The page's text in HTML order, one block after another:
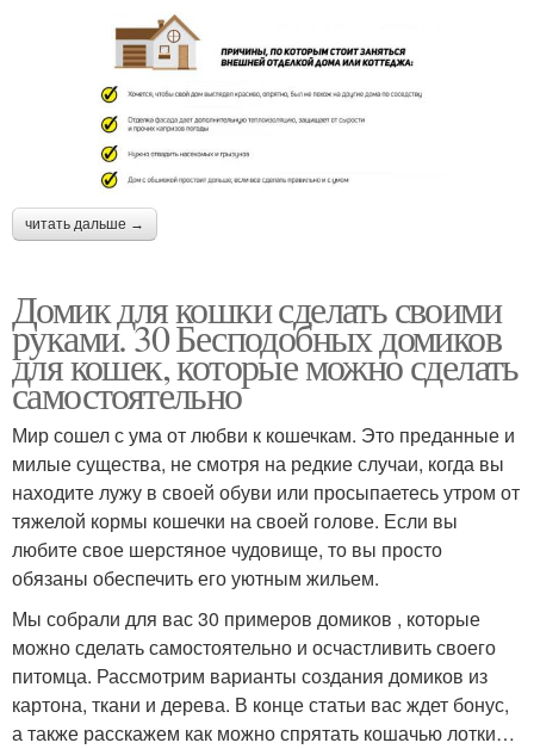
читать дальше →
Домик для кошки сделать своими
руками. 30 Бесподобных домиков
для кошек, которые можно сделать
самостоятельно
Мир сошел с ума от любви к кошечкам. Это преданные и
милые существа, не смотря на редкие случаи, когда вы
находите лужу в своей обуви или просыпаетесь утром от
тяжелой кормы кошечки на своей голове. Если вы
любите свое шерстяное чудовище, то вы просто
обязаны обеспечить его уютным жильем.
Мы собрали для вас 30 примеров домиков , которые
можно сделать самостоятельно и осчастливить своего
питомца. Рассмотрим варианты создания домиков из
картона, ткани и дерева. В конце статьи вас ждет бонус,
а также расскажем как можно спрятать кошачью лотки…